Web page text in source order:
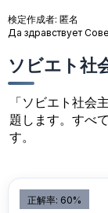
検定作成者: 匿名
Да здравствует
ソビエト社
「ソビエト社会
題します。すべ
す。
正解率: 60%